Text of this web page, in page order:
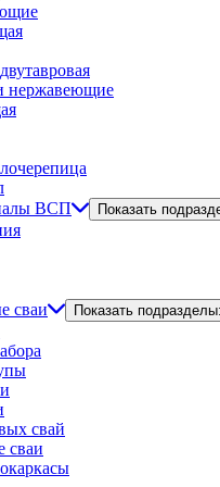
нержавеющие
ВСП
Показать
сваи
Показать
свай
сваи